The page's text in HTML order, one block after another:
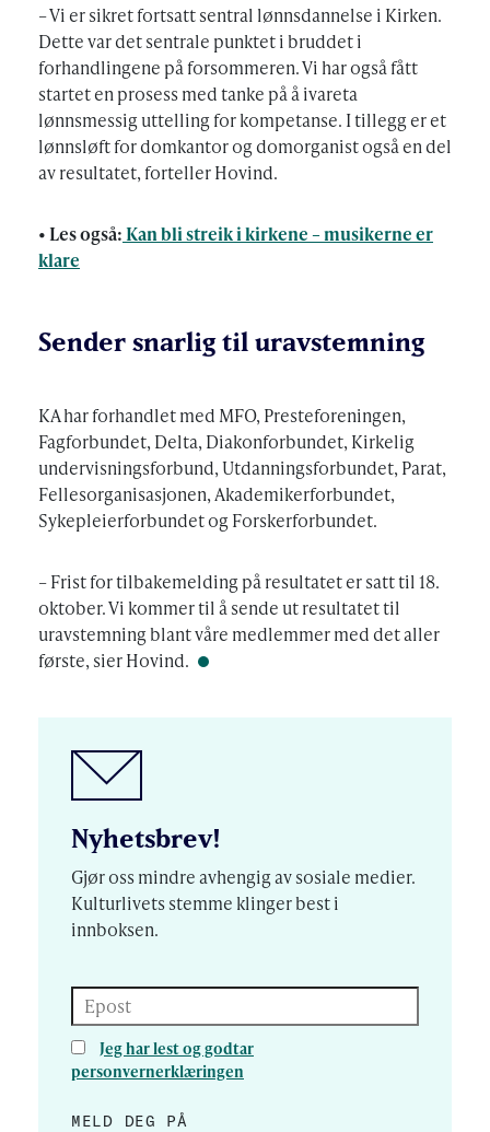
– Vi er sikret fortsatt sentral lønnsdannelse i Kirken.
Dette var det sentrale punktet i bruddet i
forhandlingene på forsommeren. Vi har også fått
startet en prosess med tanke på å ivareta
lønnsmessig uttelling for kompetanse. I tillegg er et
lønnsløft for domkantor og domorganist også en del
av resultatet, forteller Hovind.
• Les også:Kan bli streik i kirkene – musikerne er
klare
Sender snarlig til uravstemning
KA har forhandlet med MFO, Presteforeningen,
Fagforbundet, Delta, Diakonforbundet, Kirkelig
undervisningsforbund, Utdanningsforbundet, Parat,
Fellesorganisasjonen, Akademikerforbundet,
Sykepleierforbundet og Forskerforbundet.
– Frist for tilbakemelding på resultatet er satt til 18.
oktober. Vi kommer til å sende ut resultatet til
uravstemning blant våre medlemmer med det aller
første, sier Hovind.
Nyhetsbrev!
Gjør oss mindre avhengig av sosiale medier.
Kulturlivets stemme klinger best i
innboksen.
Epost
Jeg har lest og godtar
personvernerklæringen
MELD DEG PÅ